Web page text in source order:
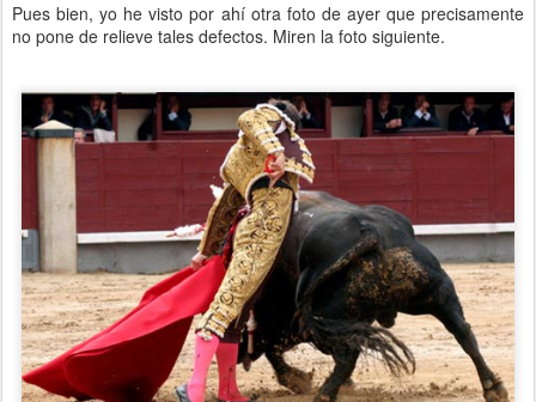
Pues bien, yo he visto por ahí otra foto de ayer que precisamente
no pone de relieve tales defectos. Miren la foto siguiente.